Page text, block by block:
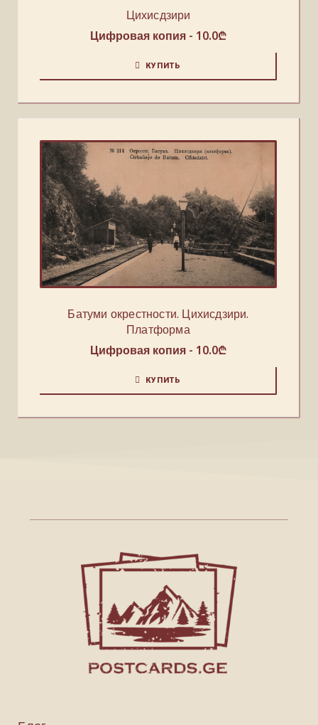
Цихисдзири
Цифровая копия - 10.0₾
КУПИТЬ
Батуми окрестности. Цихисдзири.
Платформа
Цифровая копия - 10.0₾
КУПИТЬ